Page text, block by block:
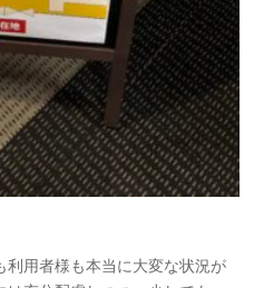
利用者様も本当に大変な状況が